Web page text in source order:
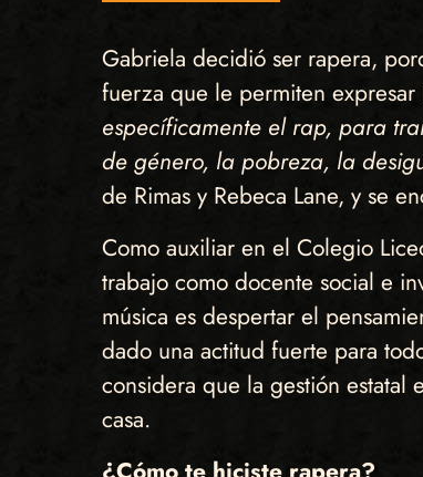
Gabriela decidió ser rapera,
fuerza que le permiten
específicamente el rap, para
de género, la pobreza, la
de Rimas y Rebeca Lane, y se
Como auxiliar en el Colegio
trabajo como docente social e
música es despertar el
dado una actitud fuerte para
considera que la gestión estatal
casa.